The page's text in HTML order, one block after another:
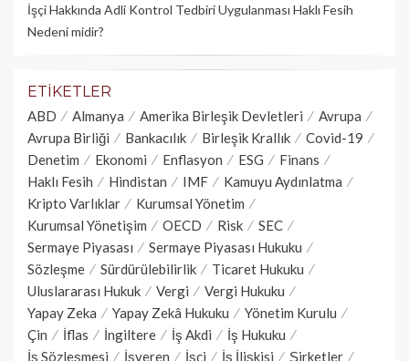
İşçi Hakkında Adli Kontrol Tedbiri Uygulanması Haklı Fesih
Nedeni midir?
ETIKETLER
ABD Almanya Amerika Birleşik Devletleri
Avrupa
Avrupa Birliği
Bankacılık Birleşik Krallık
Covid-19
Denetim
Ekonomi Enflasyon ESG
Finans
Haklı Fesih
Hindistan IMF
Kamuyu Aydınlatma
Kripto Varlıklar
Kurumsal Yönetim
Kurumsal Yönetişim
OECD Risk
SEC
Sermaye Piyasası
Sermaye Piyasası Hukuku
Sözleşme
Sürdürülebilirlik
Ticaret Hukuku
Uluslararası Hukuk
Vergi
Vergi Hukuku
Yapay Zeka
Yapay Zekâ Hukuku
Yönetim Kurulu
Çin
İflas İngiltere İş Akdi
İş Hukuku
İş Sözleşmesi
İşveren İşçi İş İlişkisi Şirketler